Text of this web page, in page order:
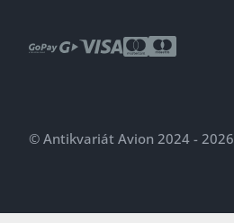
© Antikvariát Avion 2024 - 2026